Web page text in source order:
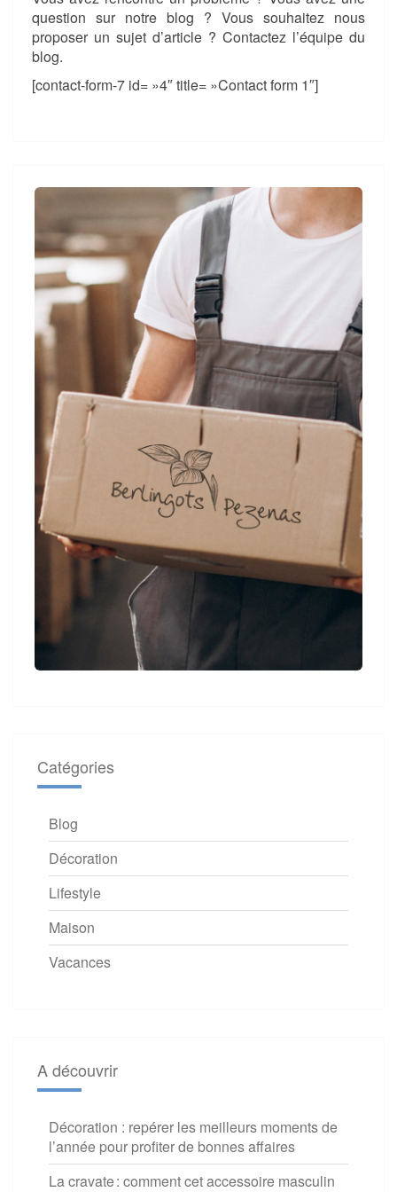
question sur notre blog ? Vous souhaitez nous
proposer un sujet d’article ? Contactez l’équipe du
blog.
[contact-form-7 id= »4″ title= »Contact form 1″]
Catégories
Blog
Décoration
Lifestyle
Maison
Vacances
A découvrir
Décoration : repérer les meilleurs moments de
l’année pour profiter de bonnes affaires
La cravate : comment cet accessoire masculin